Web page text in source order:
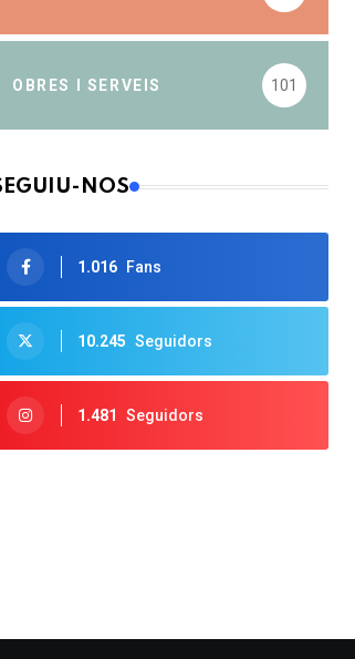
OBRES I SERVEIS 101
NOS
1.016 Fans
10.245 Seguidors
1.481 Seguidors